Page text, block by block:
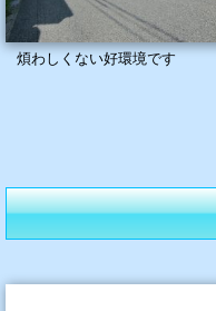
煩わしくない好環境です